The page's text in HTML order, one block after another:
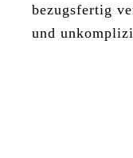
bezugsfertig
und